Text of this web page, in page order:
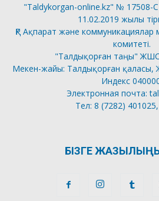
"Taldykorgan-online.kz" № 17508-
11.02.2019 жылы
ҚР Ақпарат және коммуникациялар
комитеті.
"Талдықорған таңы" ЖШС
Мекен-жайы: Талдықорған қаласы,
Индекс
Электронная почта:
Тел: 8 (7282)
БІЗГЕ